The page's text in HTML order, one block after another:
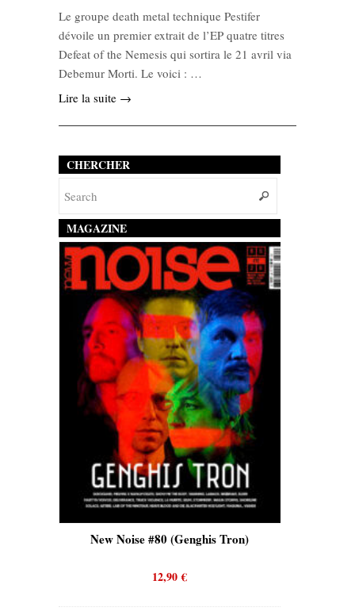
Le groupe death metal technique Pestifer
dévoile un premier extrait de l’EP quatre titres
Defeat of the Nemesis qui sortira le 21 avril via
Debemur Morti. Le voici : …
Lire la suite →
CHERCHER
MAGAZINE
New Noise #80 (Genghis Tron)
12,90€